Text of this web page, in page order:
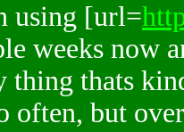
using [url=
weeks now
thing thats
often, but